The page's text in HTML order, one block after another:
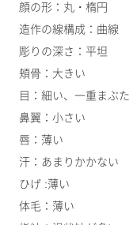
顔の形：丸・楕円
造作の線構成：曲線
彫りの深さ：平坦
頬骨：大きい
目：細い、一重まぶた
鼻翼：小さい
唇：薄い
汗：あまりかかない
ひげ :薄い
体毛：薄い